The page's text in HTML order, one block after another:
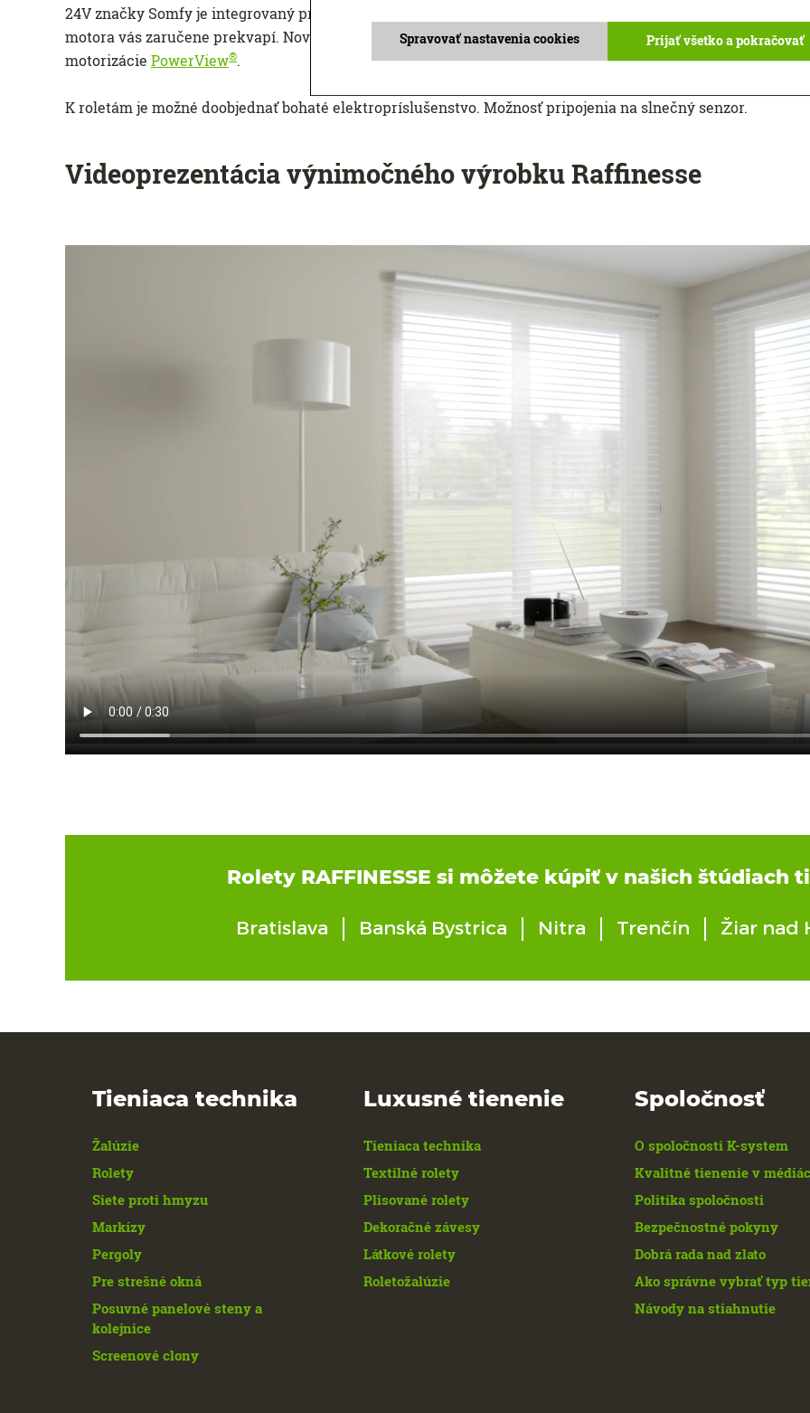
24V značky Somfy je integrovaný priamo na hriadeli rolety, takže dizajn rolety nie je nijakým spôsobom
motora vás zaručene prekvapí. Novinkou je možnosť inteligentného ovládania prostredníctvom chytrého
motorizácie PowerView®.
K roletám je možné doobjednať bohaté elektropríslušenstvo. Možnosť pripojenia na slnečný senzor.
Videoprezentácia výnimočného výrobku Raffinesse
Rolety RAFFINESSE si môžete kúpiť v našich štúdiach
Bratislava Banská Bystrica Nitra Trenčín Žiar nad
Tieniaca technika
Žalúzie
Rolety
Siete proti hmyzu
Markízy
Pergoly
Pre strešné okná
Posuvné panelové steny a
kolejnice
Screenové clony
Luxusné tienenie
Tieniaca technika
Textilné rolety
Plisované rolety
Dekoračné závesy
Látkové rolety
Roletožalúzie
Spoločnosť
O spoločnosti K-system
Kvalitné tienenie v
Politika spoločnosti
Bezpečnostné pokyny
Dobrá rada nad zlato
Ako správne vybrať typ
Návody na stiahnutie
Spravovať nastavenia cookies Prijať všetko a pokračovať